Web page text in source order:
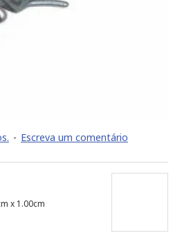
- Escreva um comentário
x 1.00cm